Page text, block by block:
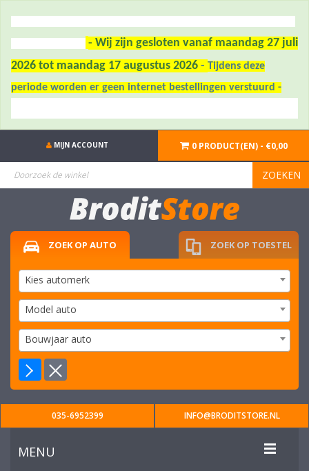
- Wij zijn gesloten vanaf maandag 27 juli
2026 tot maandag 17 augustus 2026 - Tijdens deze
periode worden er geen internet bestellingen verstuurd -
ZOEKEN
MIJN ACCOUNT 0 PRODUCT(EN) - €0,00
ZOEK OP AUTO
Kies automerk
Model auto
Bouwjaar auto
ZOEK OP TOESTEL
035-6952399 INFO@BRODITSTORE.NL
MENU